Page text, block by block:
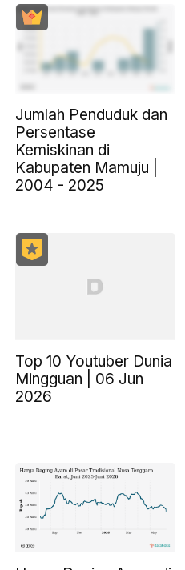
Jumlah Penduduk dan
Persentase
Kemiskinan di
Kabupaten Mamuju |
2004 - 2025
Top 10 Youtuber Dunia
Mingguan | 06 Jun
2026